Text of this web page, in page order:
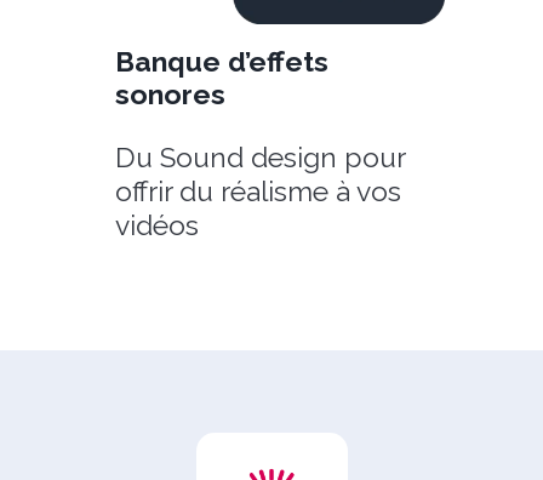
Banque d’effets
sonores
Du Sound design pour
offrir du réalisme à vos
vidéos